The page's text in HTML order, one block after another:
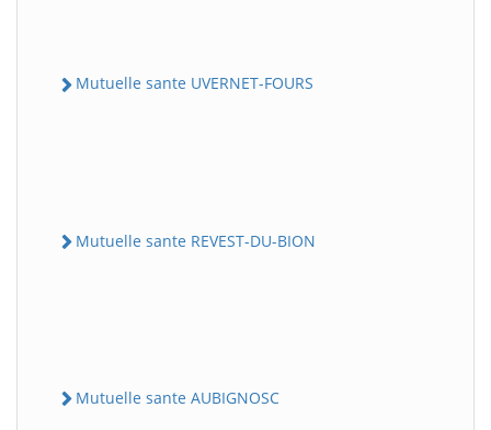
Mutuelle sante UVERNET-FOURS
Mutuelle sante REVEST-DU-BION
Mutuelle sante AUBIGNOSC